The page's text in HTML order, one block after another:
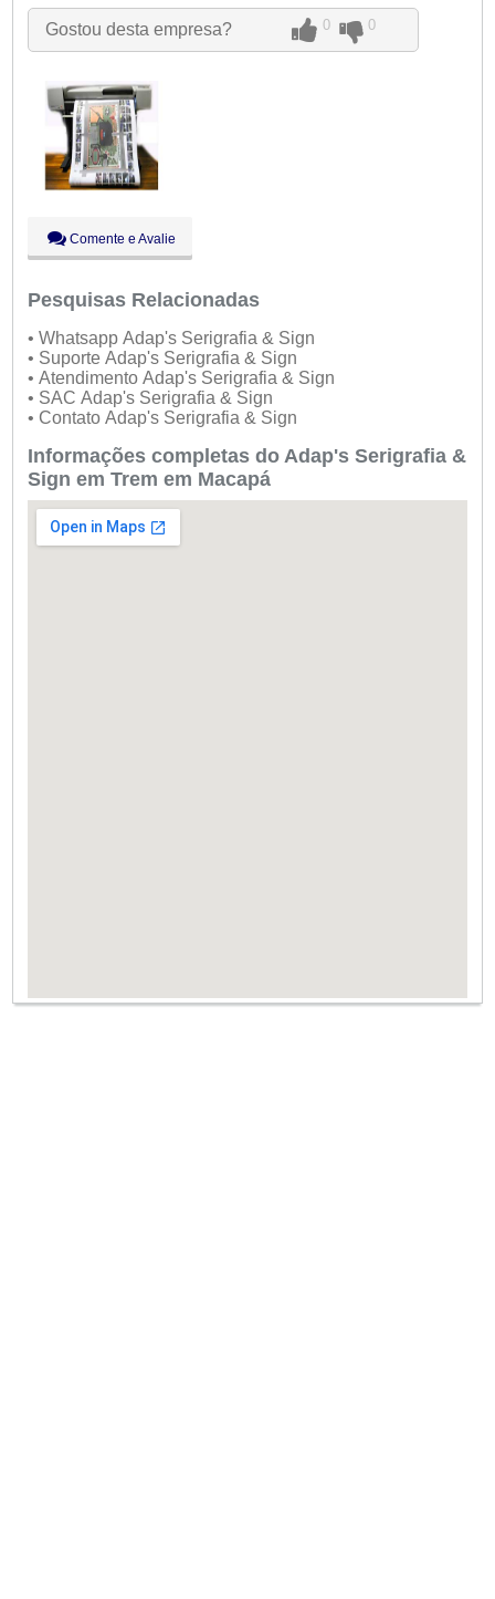
Ter:
09:00 - 18:00
Qua:
09:00 - 18:00
Sex:
09:00 - 18:00
Sáb:
Fechado
Dom:
Fechado
Gostou desta empresa? 0 0
Comente e Avalie
Pesquisas Relacionadas
• Whatsapp Adap's Serigrafia & Sign
• Suporte Adap's Serigrafia & Sign
• Atendimento Adap's Serigrafia & Sign
• SAC Adap's Serigrafia & Sign
• Contato Adap's Serigrafia & Sign
Informações completas do Adap's Serigrafia &
Sign em Trem em Macapá